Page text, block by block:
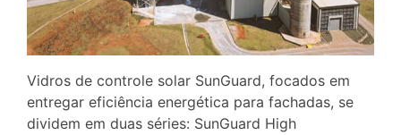
Vidros de controle solar SunGuard, focados em
entregar eficiência energética para fachadas, se
dividem em duas séries: SunGuard High